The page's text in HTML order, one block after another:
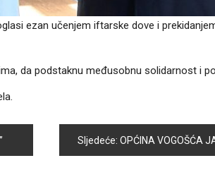
ezan učenjem iftarske dove i
da podstaknu međusobnu solidarnost i
Sljedeće: OPĆINA VOGOŠĆA JAČA ULOGU